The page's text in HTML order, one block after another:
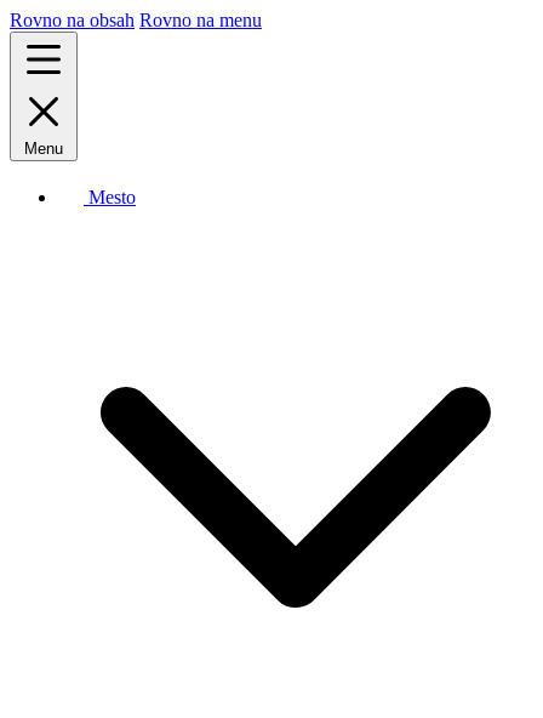
Rovno na obsah Rovno na menu
Menu
Mesto